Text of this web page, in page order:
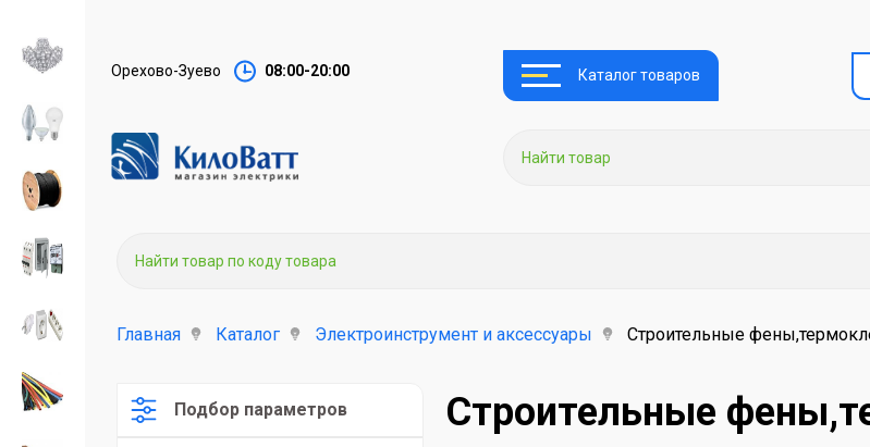
Орехово-Зуево 08:00-20:00 Каталог товаров
Главная Каталог Электроинструмент и аксессуары Строительные
Подбор параметров
Строительные